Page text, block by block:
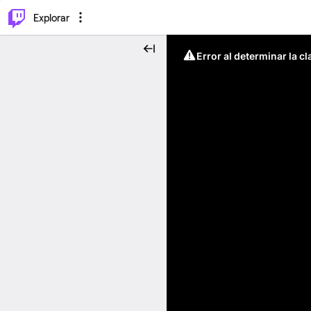
Explorar
Error al determinar la